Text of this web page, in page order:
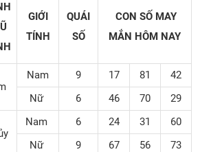
GIỚI
TÍNH
QUÁI
SỐ
CON SỐ MAY
MẮN HÔM NAY
Nam 9 17 81
42
Nữ
6 46 70 29
Nam 6 24 31
60
Nữ
9 67 56 73